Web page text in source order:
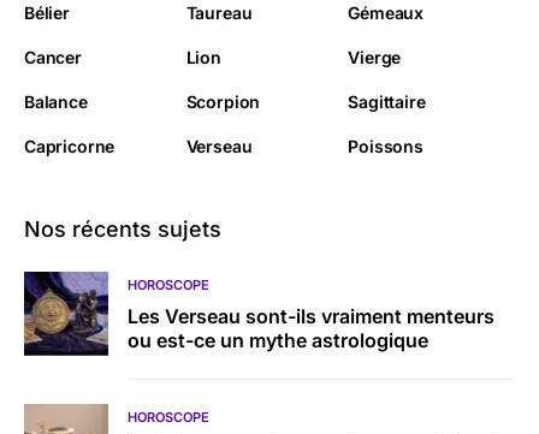
Bélier Taureau Gémeaux
Cancer Lion Vierge
Balance Scorpion Sagittaire
Capricorne Verseau Poissons
Nos récents sujets
HOROSCOPE
Les Verseau sont-ils vraiment menteurs
ou est-ce un mythe astrologique
HOROSCOPE